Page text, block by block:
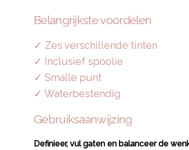
Belangrijkste voordelen
✓ Zes verschillende tinten
✓ Inclusief spoolie
✓ Smalle punt
✓ Waterbestendig
Gebruiksaanwijzing
Definieer, vul gaten en balanceer de